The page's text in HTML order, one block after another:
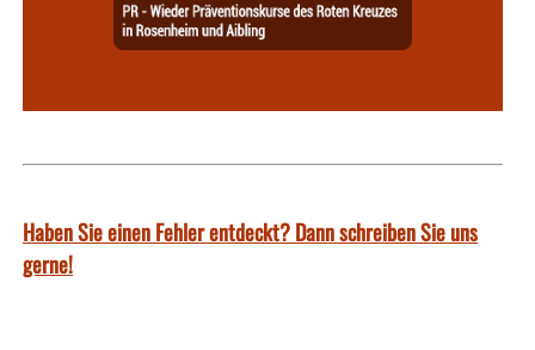
Haben Sie einen Fehler entdeckt? Dann schreiben Sie uns
gerne!